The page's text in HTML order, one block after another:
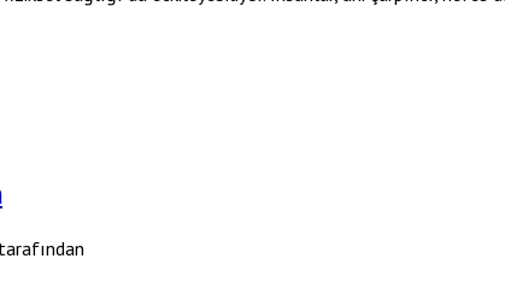
tarafından